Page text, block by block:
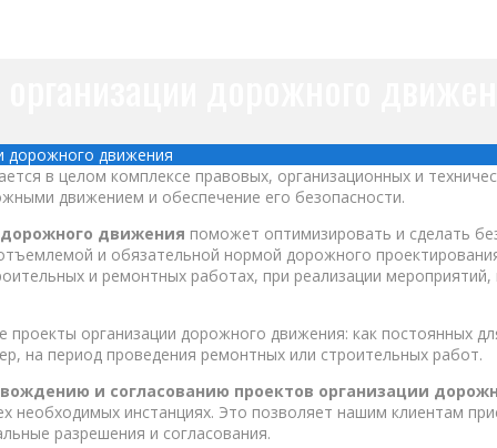
дорожного движения
в целом комплексе правовых, организационных и
движением и обеспечение его безопасности.
движения поможет оптимизировать и сделать
и обязательной нормой дорожного
и ремонтных работах, при реализации мероприятий,
организации дорожного движения: как постоянных
на период проведения ремонтных или строительных работ.
и согласованию проектов организации
необходимых инстанциях. Это позволяет нашим клиентам
разрешения и согласования.